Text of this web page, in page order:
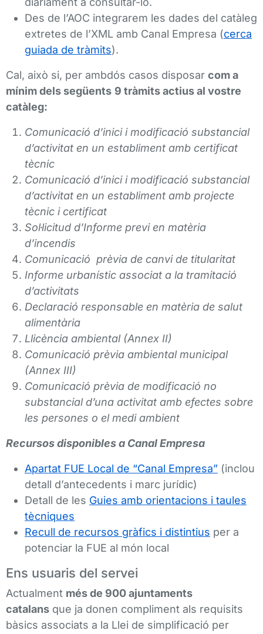
Des de l’AOC integrarem les dades del catàleg
extretes de l’XML amb Canal Empresa (cerca
guiada de tràmits).
Cal, això si, per ambdós casos disposar com a
mínim dels següents 9 tràmits actius al vostre
catàleg:
Comunicació d’inici i modificació substancial
d’activitat en un establiment amb certificat
tècnic
Comunicació d’inici i modificació substancial
d’activitat en un establiment amb projecte
tècnic i certificat
Sol·licitud d’Informe previ en matèria
d’incendis
Comunicació prèvia de canvi de titularitat
Informe urbanístic associat a la tramitació
d’activitats
Declaració responsable en matèria de salut
alimentària
Llicència ambiental (Annex II)
Comunicació prèvia ambiental municipal
(Annex III)
Comunicació prèvia de modificació no
substancial d’una activitat amb efectes sobre
les persones o el medi ambient
Recursos disponibles a Canal Empresa
Apartat FUE Local de “Canal Empresa” (inclou
detall d’antecedents i marc jurídic)
Detall de les Guies amb orientacions i taules
tècniques
Recull de recursos gràfics i distintius per a
potenciar la FUE al món local
Ens usuaris del servei
Actualment més de 900 ajuntaments
catalans que ja donen compliment als requisits
bàsics associats a la Llei de simplificació per